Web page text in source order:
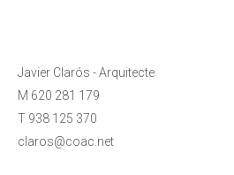
Javier Clarós - Arquitecte
M 620 281 179
T 938 125 370
claros@coac.net